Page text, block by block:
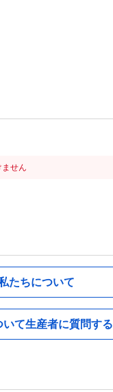
せん
たちについて
いて生産者に質問する